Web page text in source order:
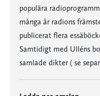
populära
många år radions
publicerat flera
Samtidigt med Ulléns
samlade dikter ( se